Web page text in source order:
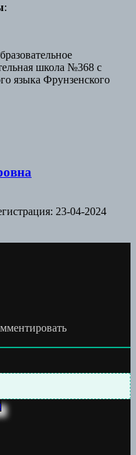
:
школа №368 с
языка Фрунзенского
23-04-2024